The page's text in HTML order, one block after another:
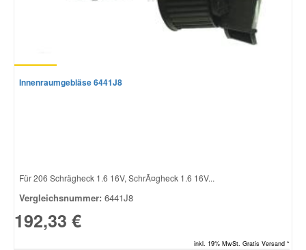
Innenraumgebläse 6441J8
Für 206 Schrägheck 1.6 16V, SchrÃ¤gheck 1.6 16V...
Vergleichsnummer: 6441J8
192,33 €
inkl. 19% MwSt. Gratis Versand *